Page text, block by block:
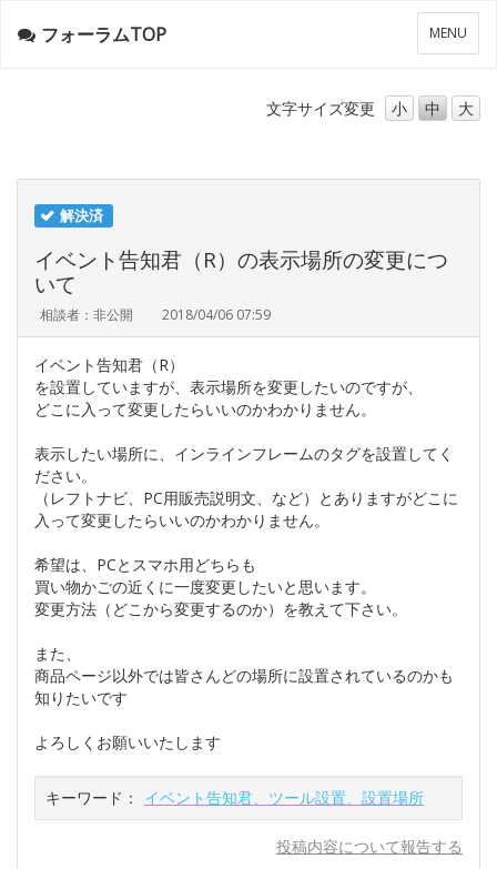
メ
ニ
ー
MENU
フォーラムTOP
文字サイズ変更 小 中 大
解決済
イベント告知君（R）の表示場所の変更につ
いて
相談者：非公開 2018/04/06 07:59
イベント告知君（R）
を設置していますが、表示場所を変更したいのですが、
どこに入って変更したらいいのかわかりません。
表示したい場所に、インラインフレームのタグを設置してく
ださい。
（レフトナビ、PC用販売説明文、など）とありますがどこに
入って変更したらいいのかわかりません。
希望は、PCとスマホ用どちらも
買い物かごの近くに一度変更したいと思います。
変更方法（どこから変更するのか）を教えて下さい。
また、
商品ページ以外では皆さんどの場所に設置されているのかも
知りたいです
よろしくお願いいたします
キーワード： イベント告知君、ツール設置、設置場所
投稿内容について報告する